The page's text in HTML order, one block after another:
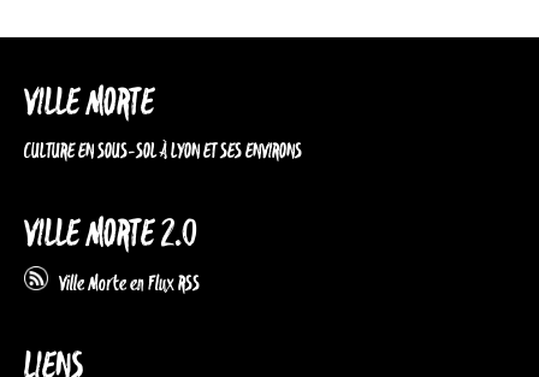
VILLE MORTE
CULTURE EN SOUS-SOL À LYON ET SES ENVIRONS
VILLE MORTE 2.0
Ville Morte en Flux RSS